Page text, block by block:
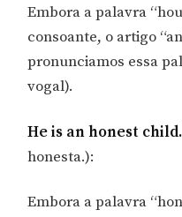
Embora a palavra
consoante, o artigo
pronunciamos essa
vogal).
He is an honest child.
honesta.):
Embora a palavra